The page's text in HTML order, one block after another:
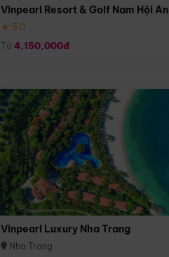
Vinpearl Resort & Golf Nam Hội An
★ 5.0
Từ4,150,000đ
Vinpearl Luxury Nha Trang
Nha Trang